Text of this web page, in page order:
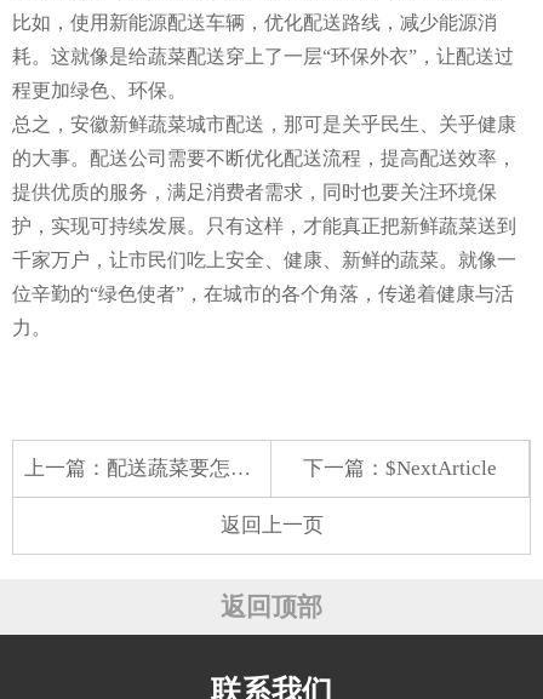
比如，使用新能源配送车辆，优化配送路线，减少能源消
耗。这就像是给蔬菜配送穿上了一层“环保外衣”，让配送过
程更加绿色、环保。
总之，安徽新鲜蔬菜城市配送，那可是关乎民生、关乎健康
的大事。配送公司需要不断优化配送流程，提高配送效率，
提供优质的服务，满足消费者需求，同时也要关注环境保
护，实现可持续发展。只有这样，才能真正把新鲜蔬菜送到
千家万户，让市民们吃上安全、健康、新鲜的蔬菜。就像一
位辛勤的“绿色使者”，在城市的各个角落，传递着健康与活
力。
上一篇： 配送蔬菜要怎么养护 下一篇：$NextArticle
返回上一页
返回顶部
联系我们